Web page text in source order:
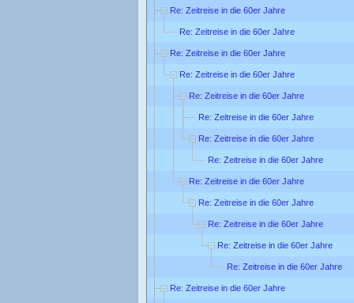
Re: Zeitreise in die 60er Jahre
Re: Zeitreise in die 60er Jahre
Re: Zeitreise in die 60er Jahre
Re: Zeitreise in die 60er Jahre
Re: Zeitreise in die 60er Jahre
Re: Zeitreise in die 60er Jahre
Re: Zeitreise in die 60er Jahre
Re: Zeitreise in die 60er Jahre
Re: Zeitreise in die 60er Jahre
Re: Zeitreise in die 60er Jahre
Re: Zeitreise in die 60er Jahre
Re: Zeitreise in die 60er Jahre
Re: Zeitreise in die 60er Jahre
Re: Zeitreise in die 60er Jahre